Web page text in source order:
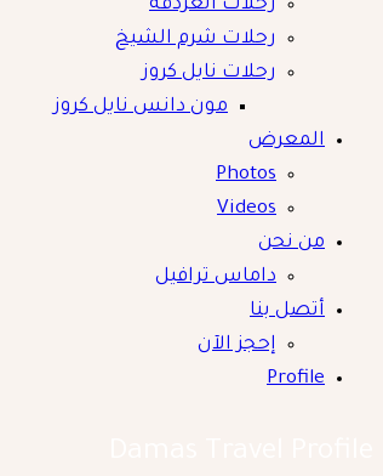
رحلات الغردقة
رحلات شرم الشيخ
رحلات نايل كروز
مون دانس نايل كروز
المعرض
Photos
Videos
من نحن
داماس ترافيل
أتصل بنا
إحجز الآن
Profile